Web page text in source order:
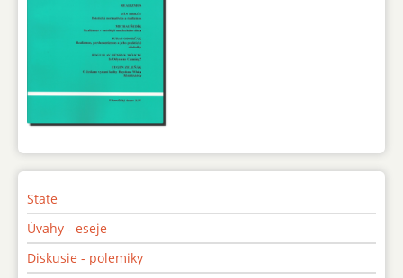
State
Úvahy - eseje
Diskusie - polemiky